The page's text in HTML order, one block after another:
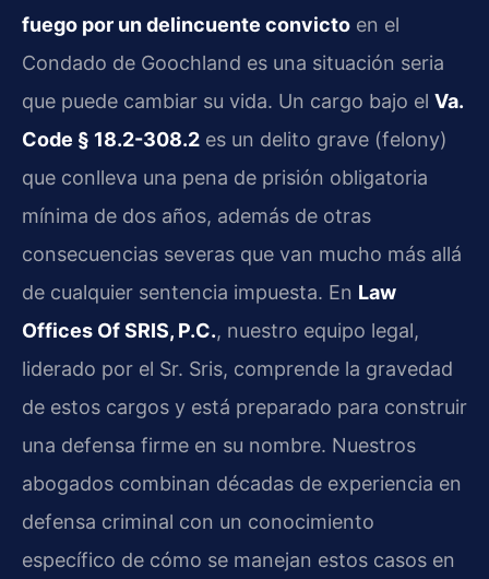
fuego por un delincuente convicto en el
Condado de Goochland es una situación seria
que puede cambiar su vida. Un cargo bajo el Va.
Code § 18.2-308.2 es un delito grave (felony)
que conlleva una pena de prisión obligatoria
mínima de dos años, además de otras
consecuencias severas que van mucho más allá
de cualquier sentencia impuesta. En Law
Offices Of SRIS, P.C., nuestro equipo legal,
liderado por el Sr. Sris, comprende la gravedad
de estos cargos y está preparado para construir
una defensa firme en su nombre. Nuestros
abogados combinan décadas de experiencia en
defensa criminal con un conocimiento
específico de cómo se manejan estos casos en